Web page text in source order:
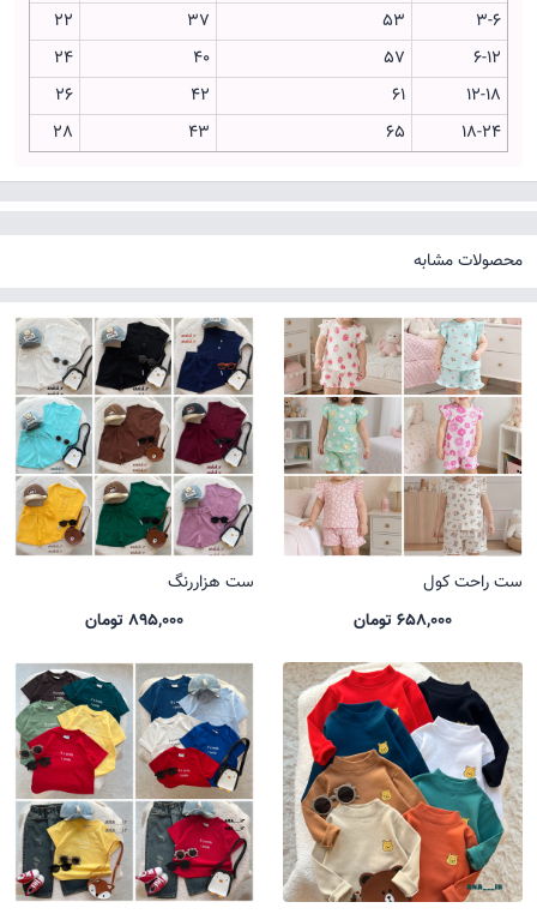
3-6
53
37
22
6-12
57
40
24
12-18
61
42
26
18-24
65
43
28
محصولات مشابه
ست راحت کول
658,000 تومان
ست هزاررنگ
895,000 تومان